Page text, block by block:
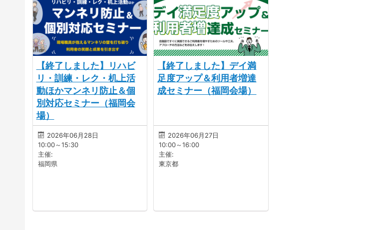
【終了しました】リハビ
リ・訓練・レク・机上活
動ほかマンネリ防止＆個
別対応セミナー（福岡会
場）
2026年06月28日
10:00～15:30
主催:
福岡県
【終了しました】デイ満
足度アップ＆利用者増達
成セミナー（福岡会場）
2026年06月27日
10:00～16:00
主催:
東京都